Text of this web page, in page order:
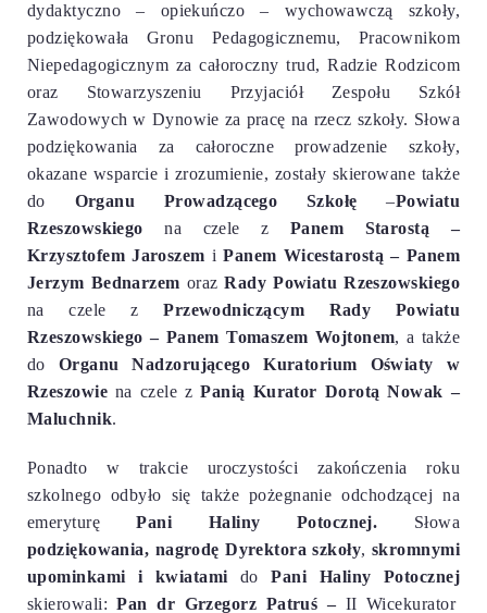
dydaktyczno – opiekuńczo – wychowawczą szkoły,
podziękowała Gronu Pedagogicznemu, Pracownikom
Niepedagogicznym za całoroczny trud, Radzie Rodzicom
oraz Stowarzyszeniu Przyjaciół Zespołu Szkół
Zawodowych w Dynowie za pracę na rzecz szkoły. Słowa
podziękowania za całoroczne prowadzenie szkoły,
okazane wsparcie i zrozumienie, zostały skierowane także
do Organu Prowadzącego Szkołę –Powiatu
Rzeszowskiego na czele z Panem Starostą –
Krzysztofem Jaroszem iPanem Wicestarostą – Panem
Jerzym Bednarzem orazRady Powiatu Rzeszowskiego
na czele zPrzewodniczącym Rady Powiatu
Rzeszowskiego – Panem Tomaszem Wojtonem, a także
do Organu Nadzorującego
Kuratorium Oświaty w
Rzeszowie na czele zPanią Kurator Dorotą Nowak –
Maluchnik.
Ponadto w trakcie uroczystości zakończenia roku
szkolnego odbyło się także pożegnanie odchodzącej na
emeryturęPani Haliny Potocznej. Słowa
podziękowania, nagrodę Dyrektora szkoły, skromnymi
upominkami i kwiatami doPani Haliny Potocznej
skierowali:Pan dr Grzegorz Patruś – II Wicekurator